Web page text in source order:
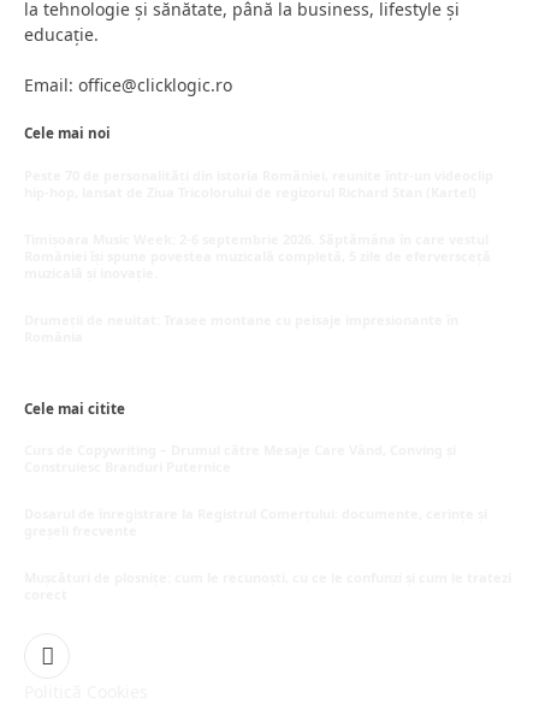
la tehnologie și sănătate, până la business, lifestyle și
educație.
Email: office@clicklogic.ro
Cele mai noi
Cele mai citite
Facebook